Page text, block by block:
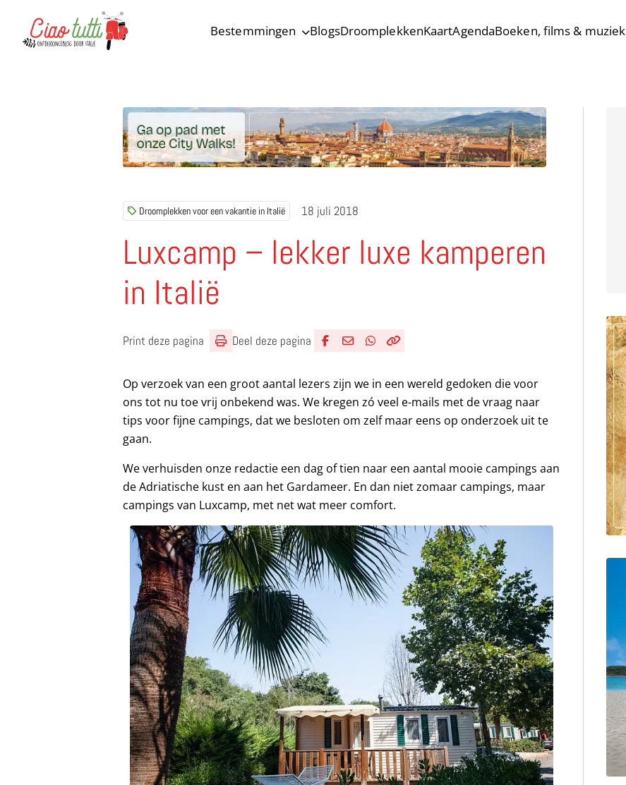
Bestemmingen BlogsDroomplekkenKaartAgendaBoeken, films & muziek
Droomplekken voor een vakantie in Italië 18 juli 2018
Luxcamp – lekker luxe kamperen
in Italië
Print deze pagina
Deel deze pagina
Op verzoek van een groot aantal lezers zijn we in een wereld gedoken die voor
ons tot nu toe vrij onbekend was. We kregen zó veel e-mails met de vraag naar
tips voor fijne campings, dat we besloten om zelf maar eens op onderzoek uit te
gaan.
We verhuisden onze redactie een dag of tien naar een aantal mooie campings aan
de Adriatische kust en aan het Gardameer. En dan niet zomaar campings, maar
campings van Luxcamp, met net wat meer comfort.